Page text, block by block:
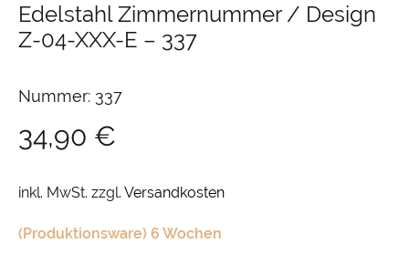
Edelstahl Zimmernummer / Design
Z-04-XXX-E – 337
Nummer: 337
34,90 €
inkl. MwSt. zzgl. Versandkosten
(Produktionsware) 6 Wochen